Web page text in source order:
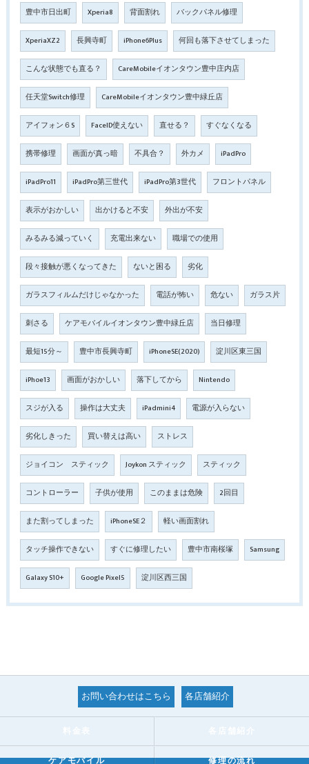
豊中市日出町 Xperia8 背面割れ バックパネル修理
XperiaXZ2 長興寺町 iPhone6Plus 何回も落下させてしまった
こんな状態でも直る？ CareMobileイオンタウン豊中庄内店
任天堂Switch修理 CareMobileイオンタウン豊中緑丘店
アイフォン６S FaceID使えない 直せる？ すぐなくなる
携帯修理 画面が真っ暗 不具合？ 外カメ iPadPro
iPadPro11 iPadPro第三世代 iPadPro第3世代 フロントパネル
表示がおかしい 出かけると不安 外出が不安
みるみる減っていく 充電出来ない 職場での使用
段々接触が悪くなってきた ないと困る 劣化
ガラスフィルムだけじゃなかった 電話が怖い 危ない ガラス片
刺さる ケアモバイルイオンタウン豊中緑丘店 当日修理
最短15分～ 豊中市長興寺町 iPhoneSE(2020) 淀川区東三国
iPhoe13 画面がおかしい 落下してから Nintendo
スジが入る 操作は大丈夫 iPadmini4 電源が入らない
劣化しきった 買い替えは高い ストレス
ジョイコン スティック Joykon スティック スティック
コントローラー 子供が使用 このままは危険 2回目
また割ってしまった iPhoneSE２ 軽い画面割れ
タッチ操作できない すぐに修理したい 豊中市南桜塚 Samsung
Galaxy S10+ Google Pixel5 淀川区西三国
お問い合わせはこちら 各店舗紹介
ケアモバイル 修理の流れ